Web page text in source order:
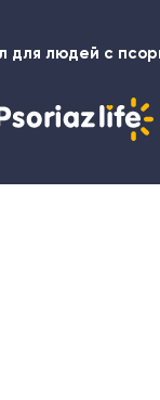
для людей с